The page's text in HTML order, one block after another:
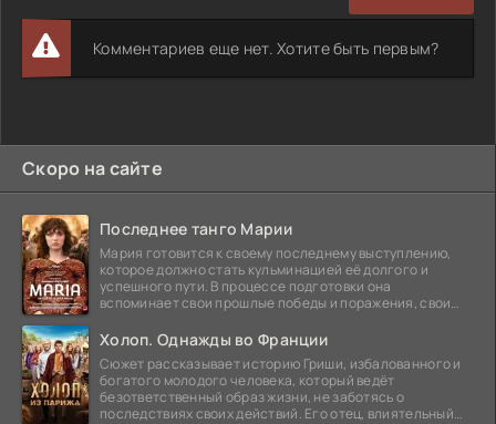
Комментариев еще нет. Хотите быть первым?
Скоро на сайте
Последнее танго Марии
Мария готовится к своему последнему выступлению,
которое должно стать кульминацией её долгого и
успешного пути. В процессе подготовки она
вспоминает свои прошлые победы и поражения, свои
Холоп. Однажды во Франции
Сюжет рассказывает историю Гриши, избалованного и
богатого молодого человека, который ведёт
безответственный образ жизни, не заботясь о
последствиях своих действий. Его отец, влиятельный